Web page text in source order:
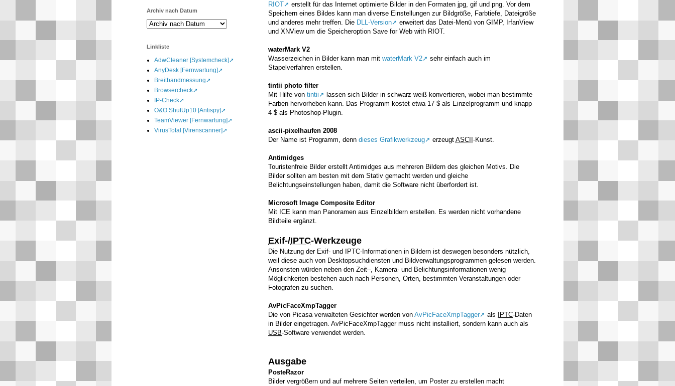
RIOT
erstellt für das Internet optimierte Bilder in den Formaten jpg, gif und png. Vor dem
Speichern eines Bildes kann man diverse Einstellungen zur Bildgröße, Farbtiefe, Dateigröße
und anderes mehr treffen. Die DLL-Version
erweitert das Datei-Menü von GIMP, IrfanView
und XNView um die Speicheroption Save for Web with RIOT.
waterMark V2
Wasserzeichen in Bilder kann man mit waterMark V2
sehr einfach auch im
Stapelverfahren erstellen.
tintii photo filter
Mit Hilfe von tintii
lassen sich Bilder in schwarz-weiß konvertieren, wobei man bestimmte
Farben hervorheben kann. Das Programm kostet etwa 17 $ als Einzelprogramm und knapp
4 $ als Photoshop-Plugin.
ascii-pixelhaufen 2008
Der Name ist Programm, denn dieses Grafikwerkzeug erzeugt ASCII -Kunst.
Antimidges
Touristenfreie Bilder erstellt Antimidges aus mehreren Bildern des gleichen Motivs. Die
Bilder sollten am besten mit dem Stativ gemacht werden und gleiche
Belichtungseinstellungen haben, damit die Software nicht überfordert ist.
Microsoft Image Composite Editor
Mit ICE kann man Panoramen aus Einzelbildern erstellen. Es werden nicht vorhandene
Bildteile ergänzt.
Exif-/IPTC-Werkzeuge
Die Nutzung der Exif- und IPTC-Informationen in Bildern ist deswegen besonders nützlich,
weil diese auch von Desktopsuchdiensten und Bildverwaltungsprogrammen gelesen werden.
Ansonsten würden neben den Zeit–, Kamera- und Belichtungsinformationen wenig
Möglichkeiten bestehen auch nach Personen, Orten, bestimmten Veranstaltungen oder
Fotografen zu suchen.
AvPicFaceXmpTagger
Die von Picasa verwalteten Gesichter werden von AvPicFaceXmpTagger als IPTC-Daten
in Bilder eingetragen. AvPicFaceXmpTagger muss nicht installiert, sondern kann auch als
USB-Software verwendet werden.
Ausgabe
PosteRazor
Bilder vergrößern und auf mehrere Seiten verteilen, um Poster zu erstellen macht
Archiv nach Datum
Linkliste
AdwCleaner [Systemcheck]
AnyDesk [Fernwartung]
Breitbandmessung
Browsercheck
IP-Check
O&O ShutUp10 [Antispy]
TeamViewer [Fernwartung]
VirusTotal [Virenscanner]